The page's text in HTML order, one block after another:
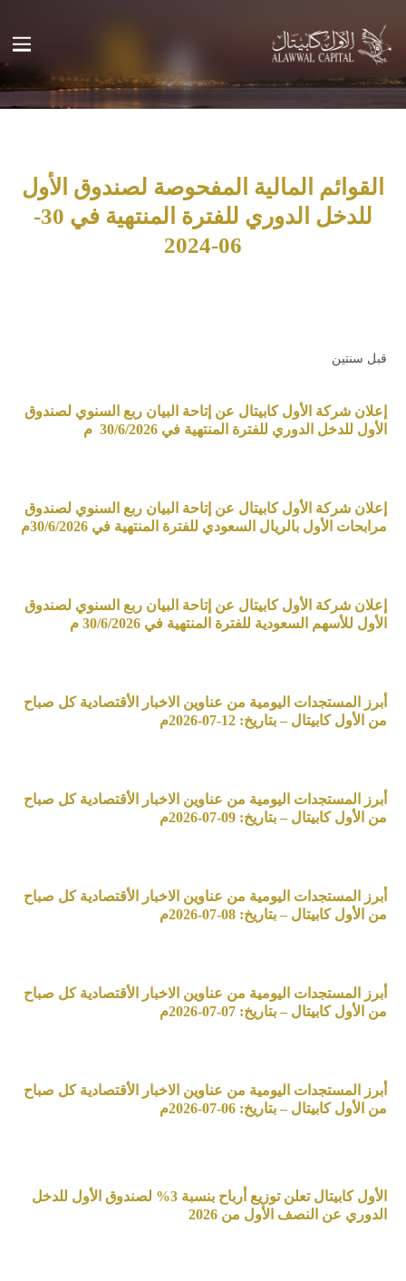
القوائم المالية المفحوصة لصندوق الأول
للدخل الدوري للفترة المنتهية في 30-
06-2024
قبل سنتين
إعلان شركة الأول كابيتال عن إتاحة البيان ربع السنوي لصندوق
الأول للدخل الدوري للفترة المنتهية في 30/6/2026 م
إعلان شركة الأول كابيتال عن إتاحة البيان ربع السنوي لصندوق
مرابحات الأول بالريال السعودي للفترة المنتهية في 30/6/2026م
إعلان شركة الأول كابيتال عن إتاحة البيان ربع السنوي لصندوق
الأول للأسهم السعودية للفترة المنتهية في 30/6/2026 م
أبرز المستجدات اليومية من عناوين الاخبار الأقتصادية كل صباح
من الأول كابيتال – بتاريخ: 12-07-2026م
أبرز المستجدات اليومية من عناوين الاخبار الأقتصادية كل صباح
من الأول كابيتال – بتاريخ: 09-07-2026م
أبرز المستجدات اليومية من عناوين الاخبار الأقتصادية كل صباح
من الأول كابيتال – بتاريخ: 08-07-2026م
أبرز المستجدات اليومية من عناوين الاخبار الأقتصادية كل صباح
من الأول كابيتال – بتاريخ: 07-07-2026م
أبرز المستجدات اليومية من عناوين الاخبار الأقتصادية كل صباح
من الأول كابيتال – بتاريخ: 06-07-2026م
الأول كابيتال تعلن توزيع أرباح بنسبة 3% لصندوق الأول للدخل
الدوري عن النصف الأول من 2026